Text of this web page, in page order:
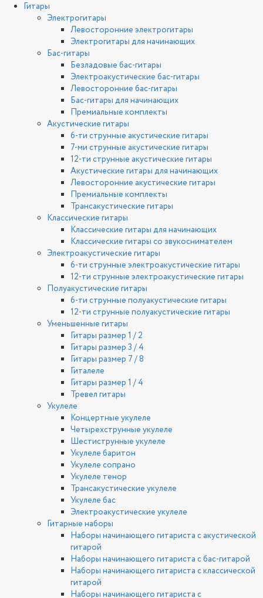
Гитары
Электрогитары
Левосторонние электрогитары
Электрогитары для начинающих
Бас-гитары
Безладовые бас-гитары
Электроакустические бас-гитары
Левосторонние бас-гитары
Бас-гитары для начинающих
Премиальные комплекты
Акустические гитары
6-ти струнные акустические гитары
7-ми струнные акустические гитары
12-ти струнные акустические гитары
Акустические гитары для начинающих
Левосторонние акустические гитары
Премиальные комплекты
Трансакустические гитары
Классические гитары
Классические гитары для начинающих
Классические гитары со звукоснимателем
Электроакустические гитары
6-ти струнные электроакустические гитары
12-ти струнные электроакустические гитары
Полуакустические гитары
6-ти струнные полуакустические гитары
12-ти струнные полуакустические гитары
Уменьшенные гитары
Гитары размер 1 / 2
Гитары размер 3 / 4
Гитары размер 7 / 8
Гиталеле
Гитары размер 1 / 4
Тревел гитары
Укулеле
Концертные укулеле
Четырехструнные укулеле
Шестиструнные укулеле
Укулеле баритон
Укулеле сопрано
Укулеле тенор
Трансакустические укулеле
Укулеле бас
Электроакустические укулеле
Гитарные наборы
Наборы начинающего гитариста с акустической
гитарой
Наборы начинающего гитариста с бас-гитарой
Наборы начинающего гитариста с классической
гитарой
Наборы начинающего гитариста с